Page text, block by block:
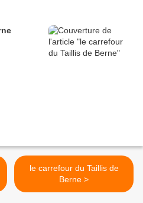
le carrefour du Taillis de
Berne >